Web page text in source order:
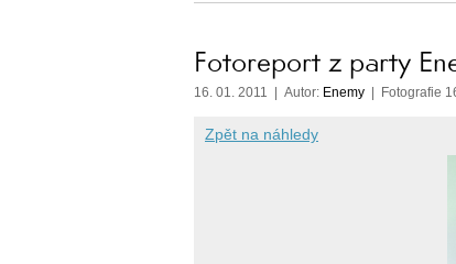
Fotoreport z party
16. 01. 2011 | Autor: Enemy | Fotografie
Zpět na náhledy